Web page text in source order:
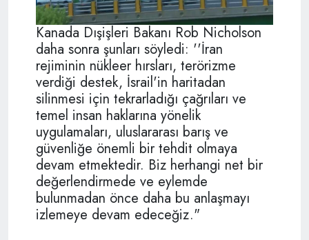
Kanada Dışişleri Bakanı Rob Nicholson
daha sonra şunları söyledi: ''İran
rejiminin nükleer hırsları, terörizme
verdiği destek, İsrail'in haritadan
silinmesi için tekrarladığı çağrıları ve
temel insan haklarına yönelik
uygulamaları, uluslararası barış ve
güvenliğe önemli bir tehdit olmaya
devam etmektedir. Biz herhangi net bir
değerlendirmede ve eylemde
bulunmadan önce daha bu anlaşmayı
izlemeye devam edeceğiz."